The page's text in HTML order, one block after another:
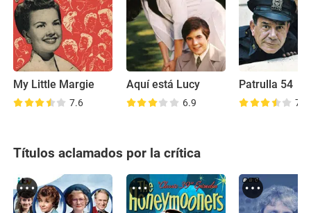
My Little Margie
7.6
Aquí está Lucy
6.9
Patrulla 54
7.7
Títulos aclamados por la crítica